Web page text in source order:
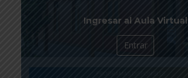
Ingresar al Aula Virtual
Entrar